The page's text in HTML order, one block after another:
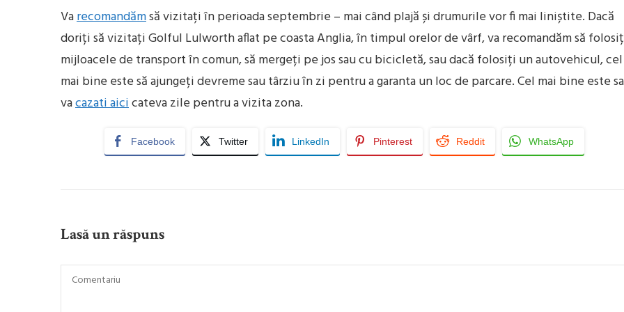
Varecomandămsă vizitați în perioada septembrie – mai când plajă și drumurile vor fi mai liniștite. Dacă
doriți să vizitați Golful Lulworth aflat pe coasta Anglia, în timpul orelor de vârf, va recomandăm să
mijloacele de transport în comun, să mergeți pe jos sau cu bicicletă, sau dacă folosiți un autovehicul, cel
mai bine este să ajungeți devreme sau târziu în zi pentru a garanta un loc de parcare. Cel mai bine este sa
vacazati aicicateva zile pentru a vizita zona.
Facebook Twitter LinkedIn Pinterest Reddit WhatsApp
Lasă un răspuns